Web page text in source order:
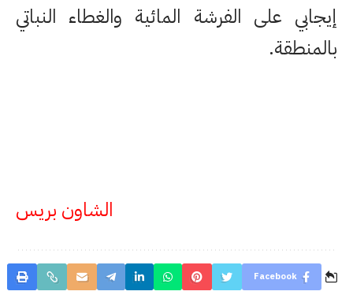
إيجابي على الفرشة المائية والغطاء النباتي
بالمنطقة.
الشاون بريس
Facebook